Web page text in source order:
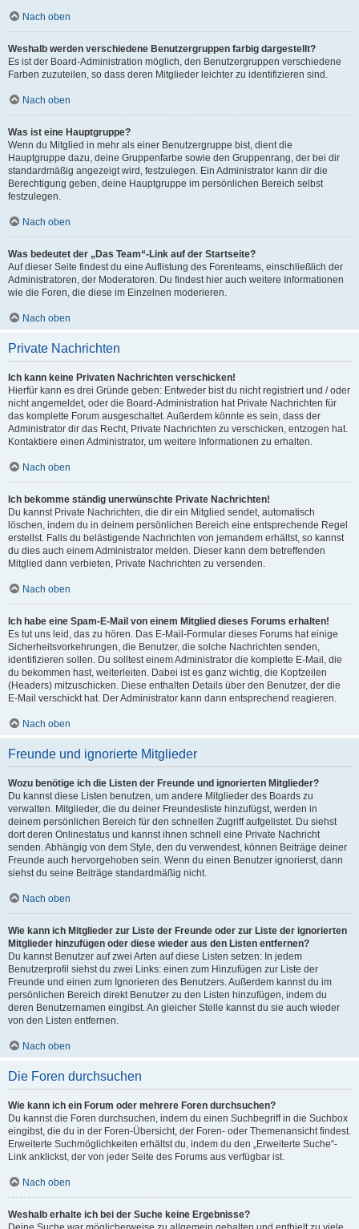
Nach oben
Weshalb werden verschiedene Benutzergruppen farbig dargestellt?
Es ist der Board-Administration möglich, den Benutzergruppen verschiedene
Farben zuzuteilen, so dass deren Mitglieder leichter zu identifizieren sind.
Nach oben
Was ist eine Hauptgruppe?
Wenn du Mitglied in mehr als einer Benutzergruppe bist, dient die
Hauptgruppe dazu, deine Gruppenfarbe sowie den Gruppenrang, der bei dir
standardmäßig angezeigt wird, festzulegen. Ein Administrator kann dir die
Berechtigung geben, deine Hauptgruppe im persönlichen Bereich selbst
festzulegen.
Nach oben
Was bedeutet der „Das Team“-Link auf der Startseite?
Auf dieser Seite findest du eine Auflistung des Forenteams, einschließlich der
Administratoren, der Moderatoren. Du findest hier auch weitere Informationen
wie die Foren, die diese im Einzelnen moderieren.
Nach oben
Private Nachrichten
Ich kann keine Privaten Nachrichten verschicken!
Hierfür kann es drei Gründe geben: Entweder bist du nicht registriert und / oder
nicht angemeldet, oder die Board-Administration hat Private Nachrichten für
das komplette Forum ausgeschaltet. Außerdem könnte es sein, dass der
Administrator dir das Recht, Private Nachrichten zu verschicken, entzogen hat.
Kontaktiere einen Administrator, um weitere Informationen zu erhalten.
Nach oben
Ich bekomme ständig unerwünschte Private Nachrichten!
Du kannst Private Nachrichten, die dir ein Mitglied sendet, automatisch
löschen, indem du in deinem persönlichen Bereich eine entsprechende Regel
erstellst. Falls du belästigende Nachrichten von jemandem erhältst, so kannst
du dies auch einem Administrator melden. Dieser kann dem betreffenden
Mitglied dann verbieten, Private Nachrichten zu versenden.
Nach oben
Ich habe eine Spam-E-Mail von einem Mitglied dieses Forums erhalten!
Es tut uns leid, das zu hören. Das E-Mail-Formular dieses Forums hat einige
Sicherheitsvorkehrungen, die Benutzer, die solche Nachrichten senden,
identifizieren sollen. Du solltest einem Administrator die komplette E-Mail, die
du bekommen hast, weiterleiten. Dabei ist es ganz wichtig, die Kopfzeilen
(Headers) mitzuschicken. Diese enthalten Details über den Benutzer, der die
E-Mail verschickt hat. Der Administrator kann dann entsprechend reagieren.
Nach oben
Freunde und ignorierte Mitglieder
Wozu benötige ich die Listen der Freunde und ignorierten Mitglieder?
Du kannst diese Listen benutzen, um andere Mitglieder des Boards zu
verwalten. Mitglieder, die du deiner Freundesliste hinzufügst, werden in
deinem persönlichen Bereich für den schnellen Zugriff aufgelistet. Du siehst
dort deren Onlinestatus und kannst ihnen schnell eine Private Nachricht
senden. Abhängig von dem Style, den du verwendest, können Beiträge deiner
Freunde auch hervorgehoben sein. Wenn du einen Benutzer ignorierst, dann
siehst du seine Beiträge standardmäßig nicht.
Nach oben
Wie kann ich Mitglieder zur Liste der Freunde oder zur Liste der ignorierten
Mitglieder hinzufügen oder diese wieder aus den Listen entfernen?
Du kannst Benutzer auf zwei Arten auf diese Listen setzen: In jedem
Benutzerprofil siehst du zwei Links: einen zum Hinzufügen zur Liste der
Freunde und einen zum Ignorieren des Benutzers. Außerdem kannst du im
persönlichen Bereich direkt Benutzer zu den Listen hinzufügen, indem du
deren Benutzernamen eingibst. An gleicher Stelle kannst du sie auch wieder
von den Listen entfernen.
Nach oben
Die Foren durchsuchen
Wie kann ich ein Forum oder mehrere Foren durchsuchen?
Du kannst die Foren durchsuchen, indem du einen Suchbegriff in die Suchbox
eingibst, die du in der Foren-Übersicht, der Foren- oder Themenansicht findest.
Erweiterte Suchmöglichkeiten erhältst du, indem du den „Erweiterte Suche“-
Link anklickst, der von jeder Seite des Forums aus verfügbar ist.
Nach oben
Weshalb erhalte ich bei der Suche keine Ergebnisse?